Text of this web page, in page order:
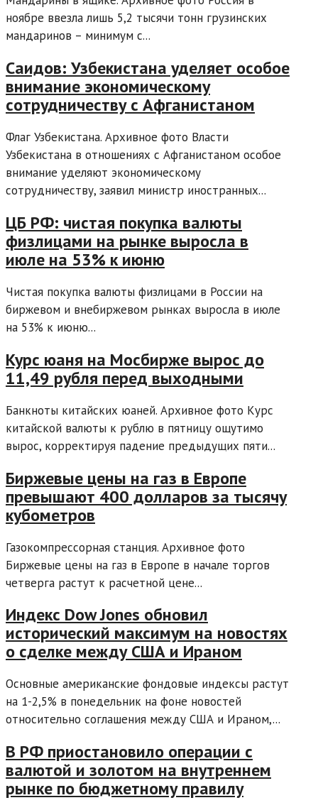
ноябре ввезла лишь 5,2 тысячи тонн грузинских
мандаринов – минимум с...
Саидов: Узбекистана уделяет особое
внимание экономическому
сотрудничеству с Афганистаном
Флаг Узбекистана. Архивное фото Власти
Узбекистана в отношениях с Афганистаном особое
внимание уделяют экономическому
сотрудничеству, заявил министр иностранных...
ЦБ РФ: чистая покупка валюты
физлицами на рынке выросла в
июле на 53% к июню
Чистая покупка валюты физлицами в России на
биржевом и внебиржевом рынках выросла в июле
на 53% к июню...
Курс юаня на Мосбирже вырос до
11,49 рубля перед выходными
Банкноты китайских юаней. Архивное фото Курс
китайской валюты к рублю в пятницу ощутимо
вырос, корректируя падение предыдущих пяти...
Биржевые цены на газ в Европе
превышают 400 долларов за тысячу
кубометров
Газокомпрессорная станция. Архивное фото
Биржевые цены на газ в Европе в начале торгов
четверга растут к расчетной цене...
Индекс Dow Jones обновил
исторический максимум на новостях
о сделке между США и Ираном
Основные американские фондовые индексы растут
на 1-2,5% в понедельник на фоне новостей
относительно соглашения между США и Ираном,...
В РФ приостановило операции с
валютой и золотом на внутреннем
рынке по бюджетному правилу